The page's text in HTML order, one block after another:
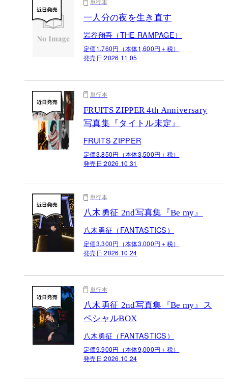
単行本
一人分の夜を生き直す
岩谷翔吾（THE RAMPAGE）
定価1,760円（本体1,600円＋税）
発売日:2026.11.05
単行本
FRUITS ZIPPER 4th Anniversary
写真集『タイトル未定』
FRUITS ZIPPER
定価3,850円（本体3,500円＋税）
発売日:2026.10.31
単行本
八木勇征 2nd写真集『Be my』
八木勇征（FANTASTICS）
定価3,300円（本体3,000円＋税）
発売日:2026.10.24
単行本
八木勇征 2nd写真集『Be my』ス
ペシャルBOX
八木勇征（FANTASTICS）
定価9,900円（本体9,000円＋税）
発売日:2026.10.24